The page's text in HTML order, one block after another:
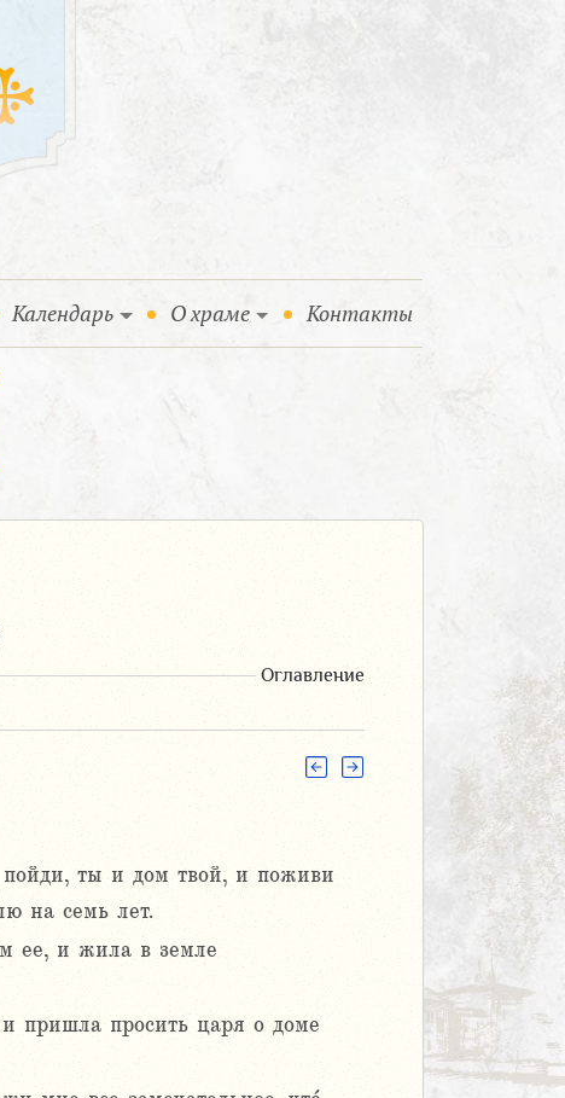
Календарь О храме Контакты
Оглавление
ты и дом твой, и поживи
на семь лет.
ее, и жила в земле
пришла просить царя о доме